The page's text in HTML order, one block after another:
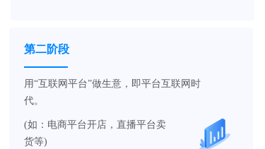
第二阶段
用“互联网平台”做生意，即平台互联网时
代。
(如：电商平台开店，直播平台卖
货等)